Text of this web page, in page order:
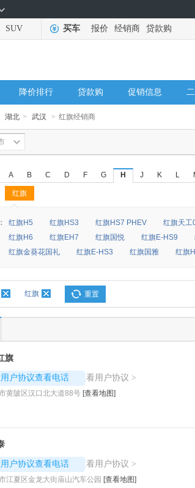
SUV 买车 报价 经销商 贷款购
降价排行 贷款购 促销信息
湖北 > 武汉 > 红旗经销商
A B C D F G H J K L
红旗
◆
◆
红旗H5 红旗HS3 红旗HS7 PHEV 红旗天工
红旗H6
红旗EH7 红旗国悦 红旗E-HS9
红旗金葵花国礼
红旗E-HS3 红旗国雅 红旗
红旗 重置
旗
用户协议查看电话
4748 查看用户协议 >
黄陂区汉口北大道88号 [查看地图]
用户协议查看电话
4976 查看用户协议 >
江夏区金龙大街庙山汽车公园 [查看地图]